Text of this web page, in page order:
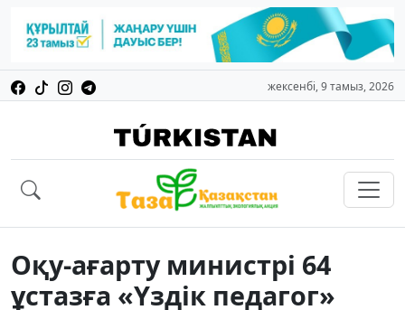
жексенбі, 9 тамыз, 2026
Оқу-ағарту министрі 64
ұстазға «Үздік педагог»